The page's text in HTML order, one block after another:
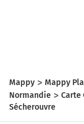
Mappy Mappy
Normandie
Carte
Sécherouvre